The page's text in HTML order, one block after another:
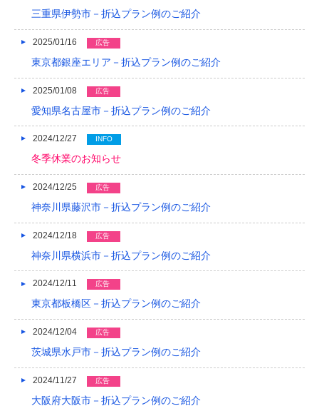
2013/05
2013/03
2013/02
2013/01
2012/12
2012/09
2012/08
三重県伊勢市－折込プラン例のご紹介
2025/01/16 広告
東京都銀座エリア－折込プラン例のご紹介
2025/01/08 広告
愛知県名古屋市－折込プラン例のご紹介
2024/12/27 INFO
冬季休業のお知らせ
2024/12/25 広告
神奈川県藤沢市－折込プラン例のご紹介
2024/12/18 広告
神奈川県横浜市－折込プラン例のご紹介
2024/12/11 広告
東京都板橋区－折込プラン例のご紹介
2024/12/04 広告
茨城県水戸市－折込プラン例のご紹介
2024/11/27 広告
大阪府大阪市－折込プラン例のご紹介